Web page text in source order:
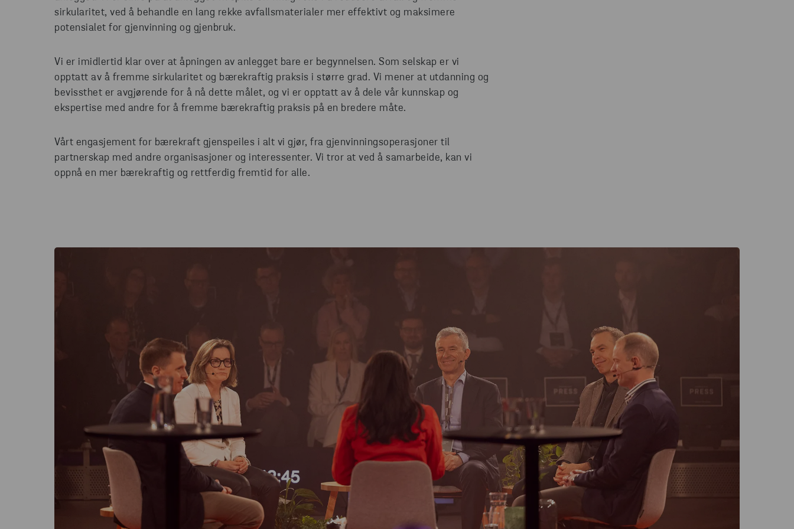
sirkularitet, ved å behandle en lang rekke avfallsmaterialer mer effektivt og maksimere
potensialet for gjenvinning og gjenbruk.
Vi er imidlertid klar over at åpningen av anlegget bare er begynnelsen. Som selskap er vi
opptatt av å fremme sirkularitet og bærekraftig praksis i større grad. Vi mener at utdanning og
bevissthet er avgjørende for å nå dette målet, og vi er opptatt av å dele vår kunnskap og
ekspertise med andre for å fremme bærekraftig praksis på en bredere måte.
Vårt engasjement for bærekraft gjenspeiles i alt vi gjør, fra gjenvinningsoperasjoner til
partnerskap med andre organisasjoner og interessenter. Vi tror at ved å samarbeide, kan vi
oppnå en mer bærekraftig og rettferdig fremtid for alle.